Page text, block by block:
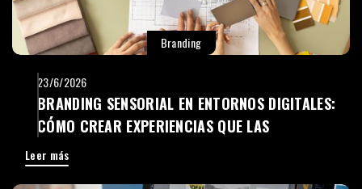
Branding
23/6/2026
BRANDING SENSORIAL EN ENTORNOS DIGITALES:
CÓMO CREAR EXPERIENCIAS QUE LAS
PERSONAS RECUERDEN
Leer más